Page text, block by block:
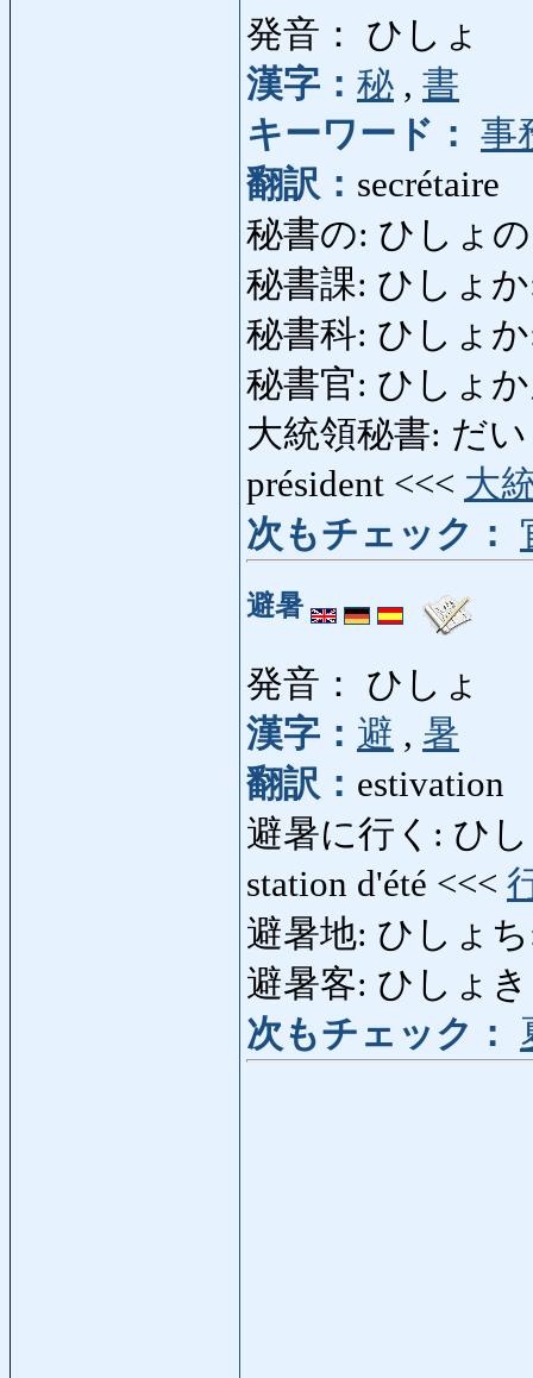
発音： ひしょ
漢字： 秘 , 書
キーワード： 事
翻訳： secrétaire
秘書の: ひしょの:
秘書課: ひしょ
秘書科: ひしょか
秘書官: ひしょ
大統領秘書: だ
président <<< 大
次もチェック：
避暑
発音： ひしょ
漢字： 避 , 暑
翻訳： estivation
避暑に行く: ひし
station d'été <<<
避暑地: ひしょ
避暑客: ひしょ
次もチェック：